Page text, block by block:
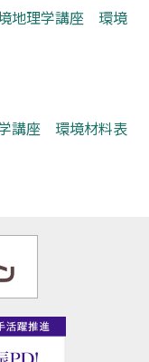
地理学講座 環境
講座 環境材料表